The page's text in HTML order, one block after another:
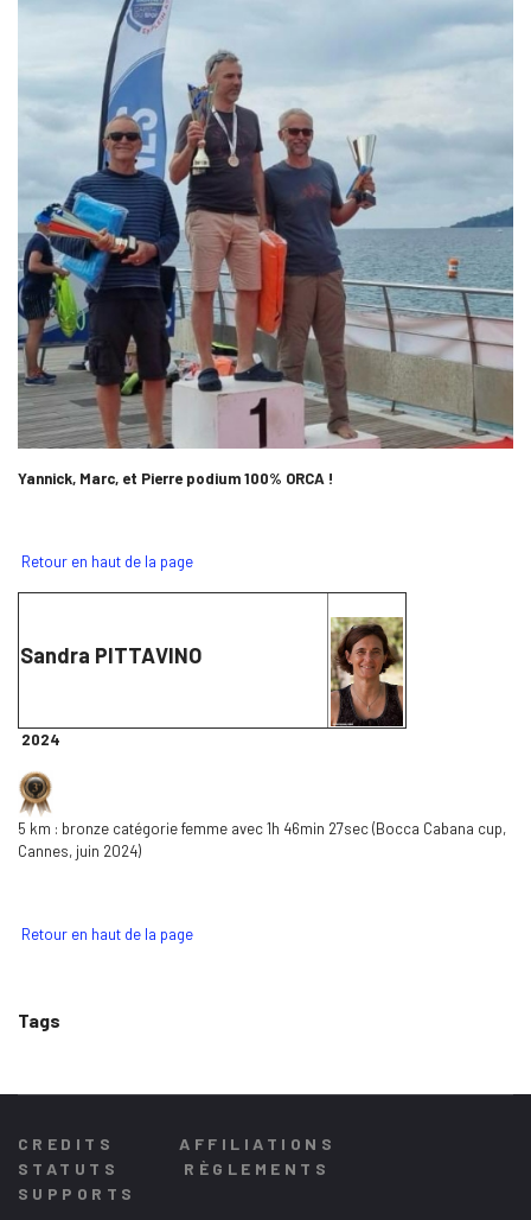
Yannick, Marc, et Pierre podium 100% ORCA !
Retour en haut de la page
Sandra PITTAVINO
2024
5 km : bronze catégorie femme avec 1h 46min 27sec (Bocca Cabana cup,
Cannes, juin 2024)
Retour en haut de la page
Tags
CREDITS
AFFILIATIONS
STATUTS
RÈGLEMENTS
SUPPORTS